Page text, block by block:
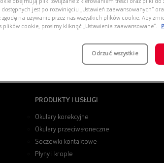
PRODUKTY I USŁUGI
Okulary korekcyjne
Okulary przeciwsłoneczne
Soczewki kontaktowe
Płyny i krople
obejmują pliki związane z kierowaniem treści oraz pliki do
jest po rozwinięciu „Ustawień zaawansowanych”
zgodę na używanie przez nas wszystkich plików cookie. Aby
plików cookie, prosimy kliknąć „Ustawienia zaawansowane”.
Odrzuć wszystkie